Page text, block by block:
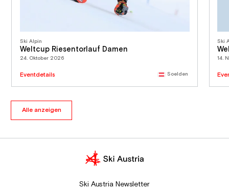
Ski Alpin
Weltcup Riesentorlauf Damen
24. Oktober 2026
Eventdetails Soelden
Ski
14.
Alle anzeigen
Ski Austria Newsletter